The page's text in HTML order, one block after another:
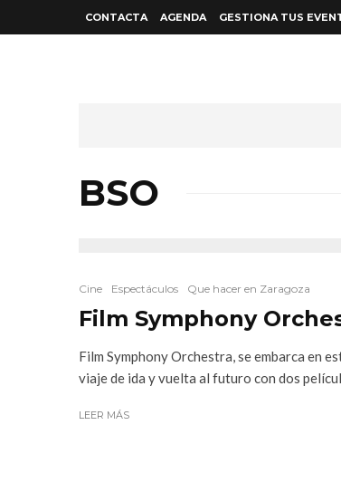
CONTACTA AGENDA GESTIONA TUS
BSO
Cine Espectáculos Que hacer en Zaragoza
Film Symphony
Film Symphony Orchestra, se embarca en
viaje de ida y vuelta al futuro con dos
LEER MÁS